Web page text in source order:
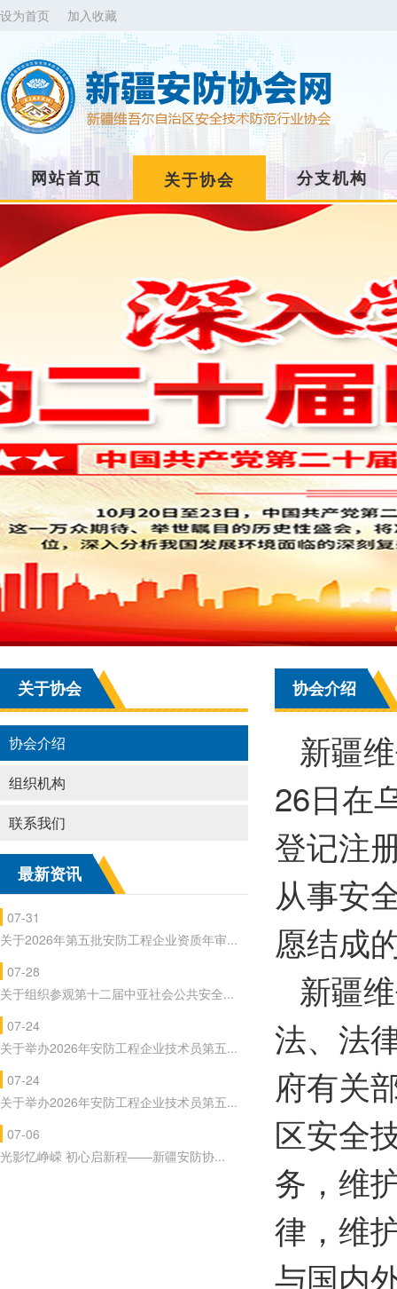
设为首页 加入收藏
网站首页 关于协会 分支机构
关于协会
协会介绍
组织机构
联系我们
最新资讯
07-31
关于2026年第五批安防工程企业资质年审...
07-28
关于组织参观第十二届中亚社会公共安全...
07-24
关于举办2026年安防工程企业技术员第五...
07-24
关于举办2026年安防工程企业技术员第五...
07-06
光影忆峥嵘 初心启新程——新疆安防协...
协会介绍
新疆
26日在
登记注
从事安
愿结成
新疆
法、法
府有关
区安全
务，维
律，维
与国内